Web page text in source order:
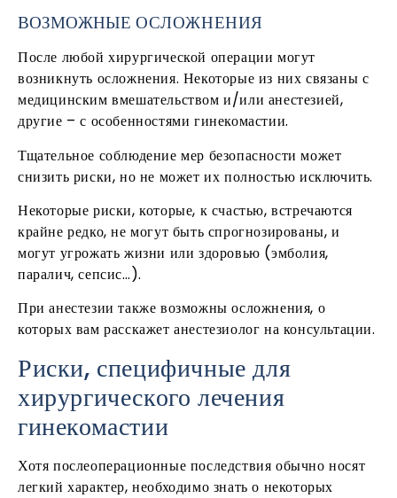
ВОЗМОЖНЫЕ ОСЛОЖНЕНИЯ
После любой хирургической операции могут
возникнуть осложнения. Некоторые из них связаны с
медицинским вмешательством и/или анестезией,
другие – с особенностями гинекомастии.
Тщательное соблюдение мер безопасности может
снизить риски, но не может их полностью исключить.
Некоторые риски, которые, к счастью, встречаются
крайне редко, не могут быть спрогнозированы, и
могут угрожать жизни или здоровью (эмболия,
паралич, сепсис…).
При анестезии также возможны осложнения, о
которых вам расскажет анестезиолог на консультации.
Риски, специфичные для
хирургического лечения
гинекомастии
Хотя послеоперационные последствия обычно носят
легкий характер, необходимо знать о некоторых